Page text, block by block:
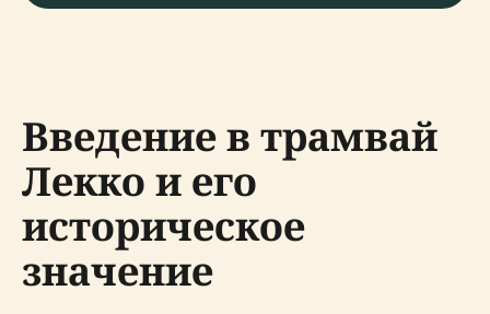
Введение в трамвай
Лекко и его
историческое
значение